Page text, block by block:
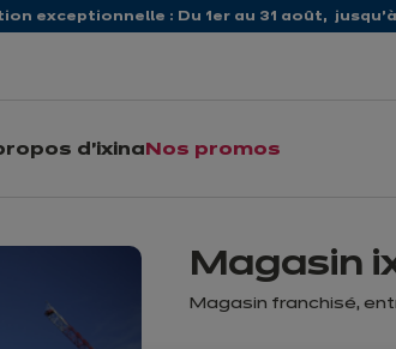
exceptionnelle : Du 1er au 31 août,
d'ixina Nos promos
Magasin
Magasin franchisé,